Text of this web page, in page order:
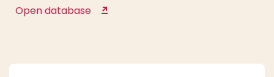
Open database AORN eGuidelines+